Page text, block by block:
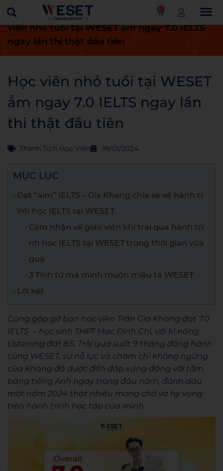
0
Trang chủ Thành tích học viên
Học
viên nhỏ tuổi tại WESET ẵm ngay 7.0 IELTS
ngay lần thi thật đầu tiên
Học viên nhỏ tuổi tại WESET
ẵm ngay 7.0 IELTS ngay lần
thi thật đầu tiên
Thành Tích Học Viên 18/01/2024
MỤC LỤC
Đạt “aim” IELTS – Gia Khang chia sẻ về hành tr
ình học IELTS tại WESET
Cảm nhận về giáo viên khi trải qua hành trì
nh học IELTS tại WESET trong thời gian vừa
qua
3 Tính từ mà mình muốn miêu tả WESET
Lời kết
Cùng gặp gỡ bạn học viên Trần Gia Khang đạt 7.0
IELTS – học sinh THPT Mạc Đĩnh Chi, với kĩ năng
Listening đạt 8.5. Trải qua suốt 9 tháng đồng hành
cùng WESET, sự nỗ lực và chăm chỉ không ngừng
của Khang đã được đền đáp xứng đáng với tấm
bằng tiếng Anh ngay trong đầu năm, đánh dấu
một năm 2024 thật nhiều mong chờ và hy vọng
trên hành trình học tập của mình.